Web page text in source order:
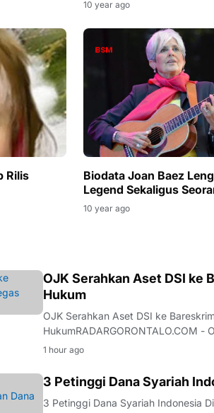
10 year ago
Rilis
Biodata Joan Baez
Legend Sekaligus
10 year ago
OJK Serahkan Aset DSI ke
Hukum
OJK Serahkan Aset DSI ke
HukumRADARGORONTALO.COM
menyerahkan sejumlah aset milik
1 hour ago
3 Petinggi Dana Syariah
3 Petinggi Dana Syariah Indonesia